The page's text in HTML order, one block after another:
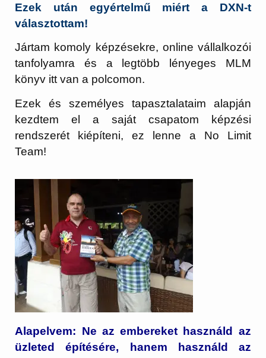
Ezek után egyértelmű miért a DXN-t
választottam!
Jártam komoly képzésekre, online vállalkozói
tanfolyamra és a legtöbb lényeges MLM
könyv itt van a polcomon.
Ezek és személyes tapasztalataim alapján
kezdtem el a saját csapatom képzési
rendszerét kiépíteni, ez lenne a No Limit
Team!
Alapelvem: Ne az embereket használd az
üzleted építésére, hanem használd az